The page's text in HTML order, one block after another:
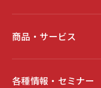
商品・サービス
各種情報・セミナー